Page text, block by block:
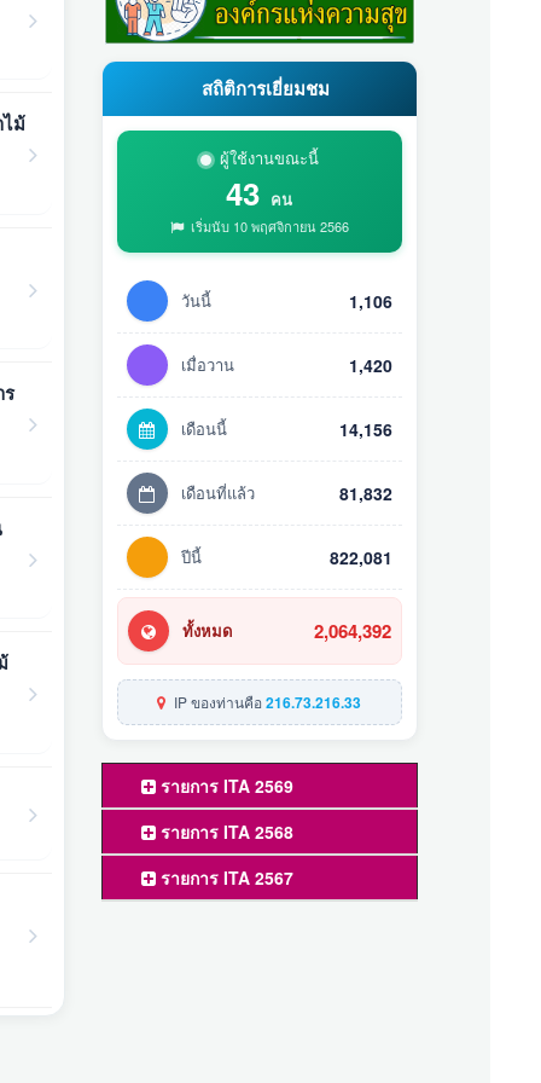
ม้
สถิติการเยี่ยมชม
ผู้ใช้งานขณะนี้
43 คน
เริ่มนับ 10 พฤศจิกายน 2566
วันนี้ 1,106
เมื่อวาน 1,420
เดือนนี้ 14,156
เดือนที่แล้ว 81,832
ปีนี้ 822,081
ทั้งหมด 2,064,392
IP ของท่านคือ216.73.216.33
รายการ ITA 2569
รายการ ITA 2568
รายการ ITA 2567